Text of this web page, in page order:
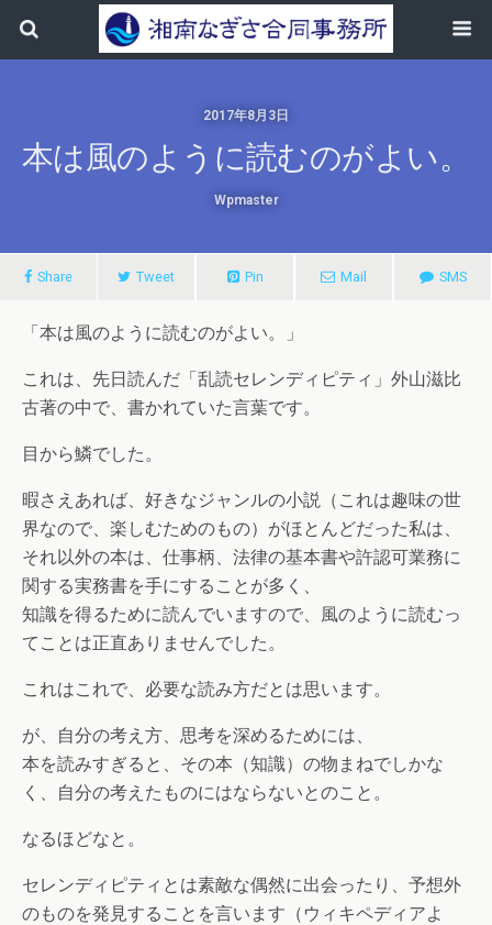
2017年8月3日
本は風のように読むのがよい。
Wpmaster
Share Tweet Pin Mail SMS
「本は風のように読むのがよい。」
これは、先日読んだ「乱読セレンディピティ」外山滋比
古著の中で、書かれていた言葉です。
目から鱗でした。
暇さえあれば、好きなジャンルの小説（これは趣味の世
界なので、楽しむためのもの）がほとんどだった私は、
それ以外の本は、仕事柄、法律の基本書や許認可業務に
関する実務書を手にすることが多く、
知識を得るために読んでいますので、風のように読むっ
てことは正直ありませんでした。
これはこれで、必要な読み方だとは思います。
が、自分の考え方、思考を深めるためには、
本を読みすぎると、その本（知識）の物まねでしかな
く、自分の考えたものにはならないとのこと。
なるほどなと。
セレンディピティとは素敵な偶然に出会ったり、予想外
のものを発見することを言います（ウィキペディアよ